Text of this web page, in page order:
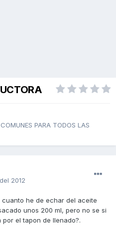
PARA TODOS LAS
2012
he de echar del aceite
unos 200 ml, pero no se si
el tapon de llenado?.